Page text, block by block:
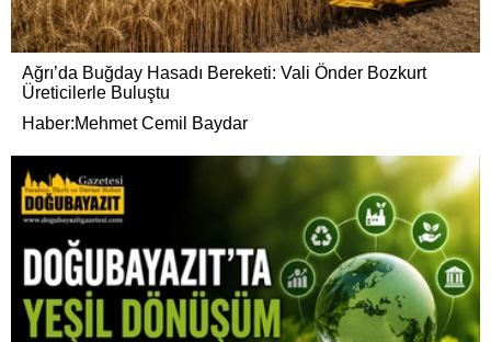
Ağrı’da Buğday Hasadı Bereketi: Vali Önder Bozkurt
Üreticilerle Buluştu
Haber:Mehmet Cemil Baydar